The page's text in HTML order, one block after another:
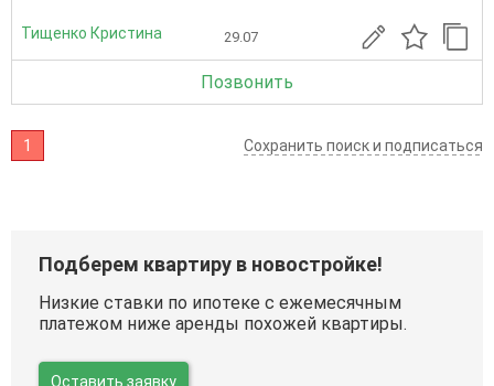
Тищенко Кристина 29.07
Позвонить
1 Сохранить поиск и подписаться
Подберем квартиру в новостройке!
Низкие ставки по ипотеке с ежемесячным
платежом ниже аренды похожей квартиры.
Оставить заявку